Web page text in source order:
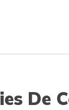
De